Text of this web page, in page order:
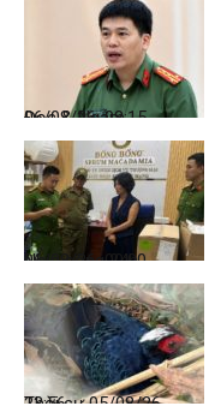
Đọc & Ngẫm
06/08/26, 08:15
Nhịp sống 24h
06/08/26, 00:00
Thời sự
05/08/26, 23:56